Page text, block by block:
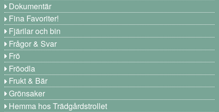
Dokumentär
Fina Favoriter!
Fjärilar och bin
Frågor & Svar
Frö
Fröodla
Frukt & Bär
Grönsaker
Hemma hos Trädgårdstrollet